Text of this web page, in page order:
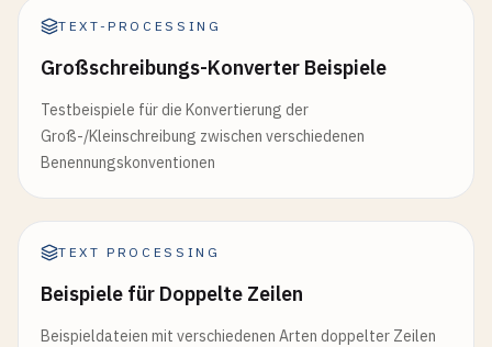
TEXT-PROCESSING
Großschreibungs-Konverter Beispiele
Testbeispiele für die Konvertierung der
Groß-/Kleinschreibung zwischen verschiedenen
Benennungskonventionen
TEXT PROCESSING
Beispiele für Doppelte Zeilen
Beispieldateien mit verschiedenen Arten doppelter Zeilen